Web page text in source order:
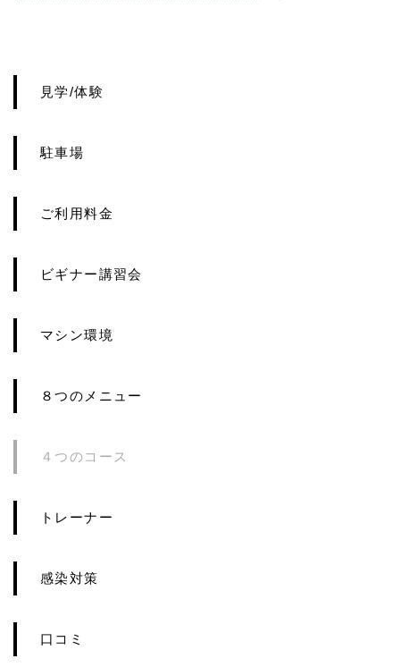
見学/体験
駐車場
ご利用料金
ビギナー講習会
マシン環境
８つのメニュー
４つのコース
トレーナー
感染対策
口コミ